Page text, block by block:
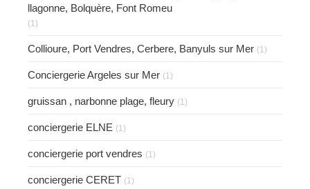
llagonne, Bolquère, Font Romeu
(1)
Collioure, Port Vendres, Cerbere, Banyuls sur Mer (1)
Conciergerie Argeles sur Mer (1)
gruissan , narbonne plage, fleury (1)
conciergerie ELNE (1)
conciergerie port vendres (1)
conciergerie CERET (1)